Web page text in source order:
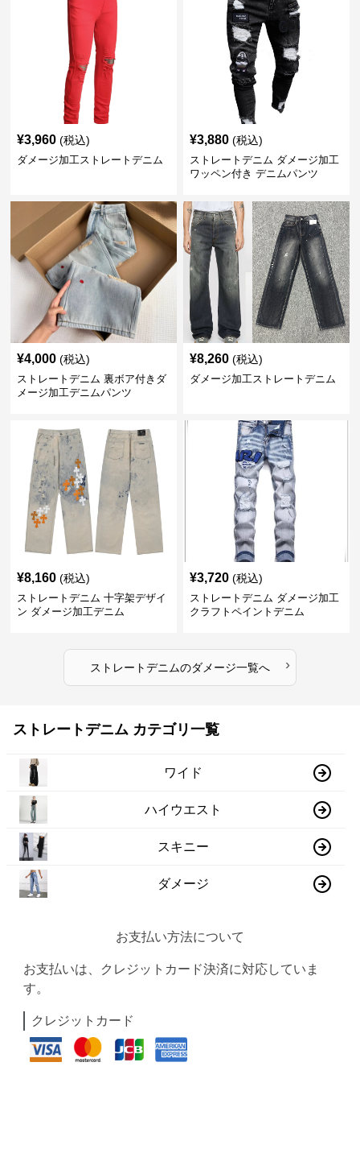
¥3,960 (税込)
ダメージ加工ストレートデニム
¥3,880 (税込)
ストレートデニム ダメージ加工
ワッペン付き デニムパンツ
¥4,000 (税込)
ストレートデニム 裏ボア付きダ
メージ加工デニムパンツ
¥8,260 (税込)
ダメージ加工ストレートデニム
¥8,160 (税込)
ストレートデニム 十字架デザイ
ン ダメージ加工デニム
¥3,720 (税込)
ストレートデニム ダメージ加工
クラフトペイントデニム
ストレートデニムのダメージ一覧へ ›
ストレートデニム カテゴリ一覧
ワイド
ハイウエスト
スキニー
ダメージ
お支払い方法について
お支払いは、クレジットカード決済に対応していま
す。
クレジットカード